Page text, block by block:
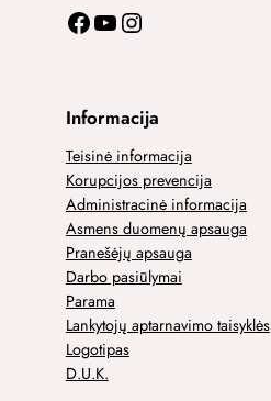
Facebook YouTube Instagram
Informacija
Teisinė informacija
Korupcijos prevencija
Administracinė informacija
Asmens duomenų apsauga
Pranešėjų apsauga
Darbo pasiūlymai
Parama
Lankytojų aptarnavimo taisyklės
Logotipas
D.U.K.